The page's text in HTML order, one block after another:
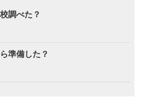
調べた？
準備した？